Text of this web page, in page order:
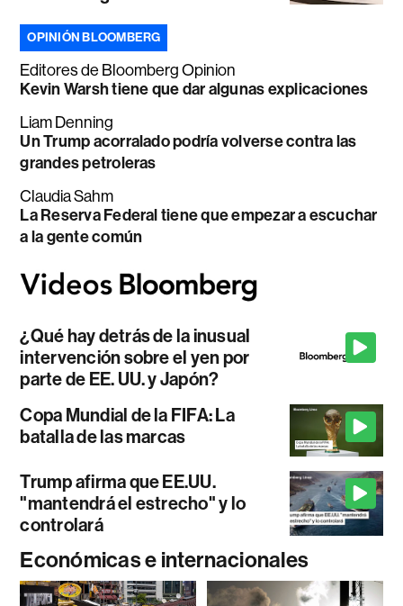
OPINIÓN BLOOMBERG
Editores de Bloomberg Opinion
Kevin Warsh tiene que dar algunas explicaciones
Liam Denning
Un Trump acorralado podría volverse contra las
grandes petroleras
Claudia Sahm
La Reserva Federal tiene que empezar a escuchar
a la gente común
¿Qué hay detrás de la inusual
intervención sobre el yen por
parte de EE. UU. y Japón?
Copa Mundial de la FIFA: La
batalla de las marcas
Trump afirma que EE.UU.
"mantendrá el estrecho" y lo
controlará
Económicas e internacionales